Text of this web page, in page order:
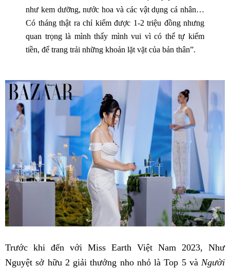
như kem dưỡng, nước hoa và các vật dụng cá nhân…
Có tháng thật ra chỉ kiếm được 1-2 triệu đồng nhưng
quan trọng là mình thấy mình vui vì có thể tự kiếm
tiền, để trang trải những khoản lặt vặt của bản thân”.
Trước khi đến với Miss Earth Việt Nam 2023, Như
Nguyệt sở hữu 2 giải thưởng nho nhỏ là Top 5 và Người